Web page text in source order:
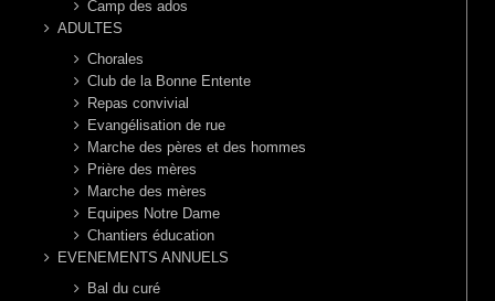
Camp des ados
ADULTES
Chorales
Club de la Bonne Entente
Repas convivial
Evangélisation de rue
Marche des pères et des hommes
Prière des mères
Marche des mères
Equipes Notre Dame
Chantiers éducation
EVENEMENTS ANNUELS
Bal du curé